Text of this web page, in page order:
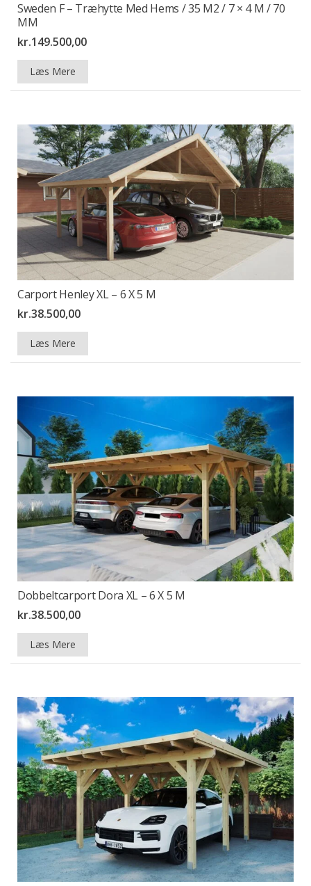
Sweden F – Træhytte Med Hems / 35 M2 / 7 × 4 M / 70
MM
kr.149.500,00
Læs Mere
Carport Henley XL – 6 X 5 M
kr.38.500,00
Læs Mere
Dobbeltcarport Dora XL – 6 X 5 M
kr.38.500,00
Læs Mere